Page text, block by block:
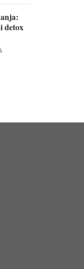
detox